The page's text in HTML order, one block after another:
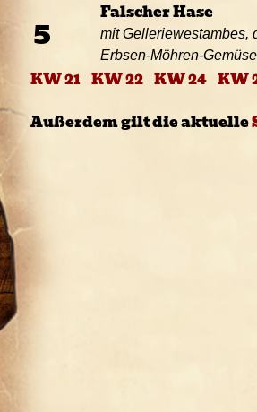
5 Falscher Hase
mit Gelleriewestambes,
Erbsen-Möhren-Gemüse
KW 21 KW 22 KW 24 KW
Außerdem gilt die aktuelle